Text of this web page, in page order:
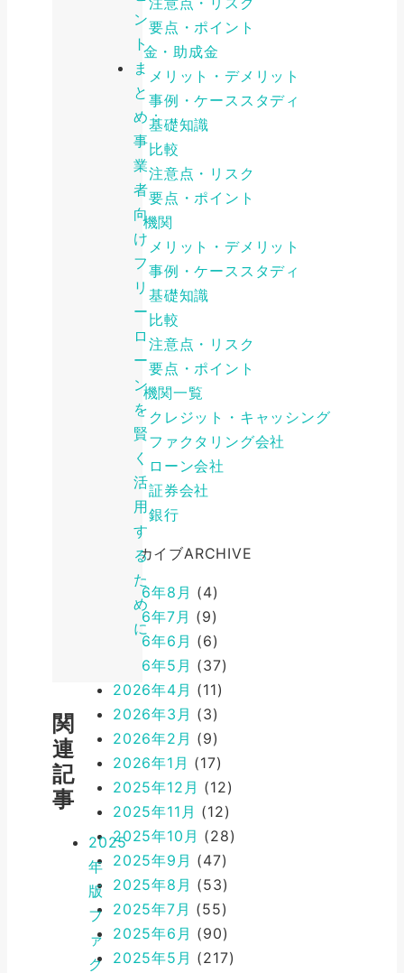
ン
ト
ま
と
め：
事
業
者
向
け
フ
リ
ー
ロ
ー
ン
を
賢
く
活
用
す
る
た
め
に
関
連
記
事
2025
年
版
フ
ァ
ク
要点・ポイント
補助金・助成金
メリット・デメリット
事例・ケーススタディ
基礎知識
比較
注意点・リスク
要点・ポイント
金融機関
メリット・デメリット
事例・ケーススタディ
基礎知識
比較
注意点・リスク
要点・ポイント
金融機関一覧
クレジット・キャッシング
ファクタリング会社
ローン会社
証券会社
銀行
アーカイブARCHIVE
2026年8月 (4)
2026年7月 (9)
2026年6月 (6)
2026年5月 (37)
2026年4月 (11)
2026年3月 (3)
2026年2月 (9)
2026年1月 (17)
2025年12月 (12)
2025年11月 (12)
2025年10月 (28)
2025年9月 (47)
2025年8月 (53)
2025年7月 (55)
2025年6月 (90)
2025年5月 (217)